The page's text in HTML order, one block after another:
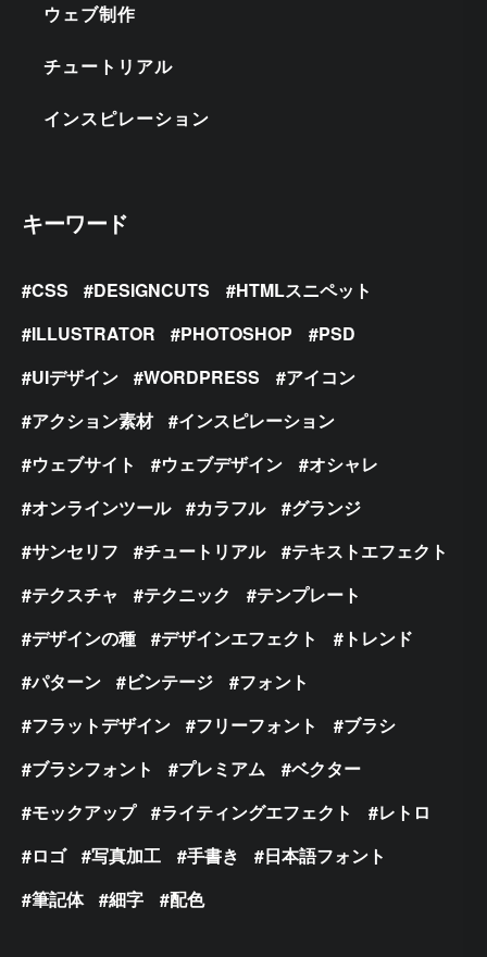
ウェブ制作
チュートリアル
インスピレーション
キーワード
CSS DESIGNCUTS
HTMLスニペット
ILLUSTRATOR
PHOTOSHOP
PSD
UIデザイン
WORDPRESS
アイコン
アクション素材
インスピレーション
ウェブサイト
ウェブデザイン
オシャレ
オンラインツール
カラフル
グランジ
サンセリフ
チュートリアル
テキストエフェクト
テクスチャ
テクニック
テンプレート
デザインの種
デザインエフェクト
トレンド
パターン
ビンテージ
フォント
フラットデザイン
フリーフォント
ブラシ
ブラシフォント
プレミアム
ベクター
モックアップ
ライティングエフェクト
レトロ
ロゴ
写真加工 手書き
日本語フォント
筆記体
細字 配色